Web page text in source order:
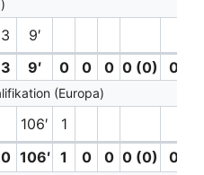
3
9′
3 9′ 0 0 0 0 (0) 0
(Europa)
106′
1
0 106′ 1 0 0 0 (0) 0